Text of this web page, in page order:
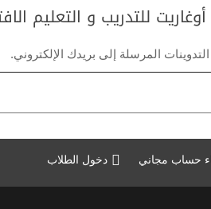
للتدريب و التعليم
المرسلة إلى بريدك الإلكتروني.
حساب مجاني دخول الطلاب